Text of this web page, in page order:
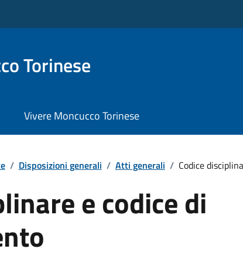
Torinese
Vivere Moncucco Torinese
/ Disposizioni generali / Atti generali / Codice
e codice di